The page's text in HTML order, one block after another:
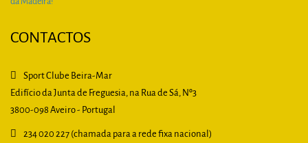
CONTACTOS
Sport Clube Beira-Mar
Edifício da Junta de Freguesia, na Rua de Sá, Nº3
3800-098 Aveiro - Portugal
234 020 227 (chamada para a rede fixa nacional)